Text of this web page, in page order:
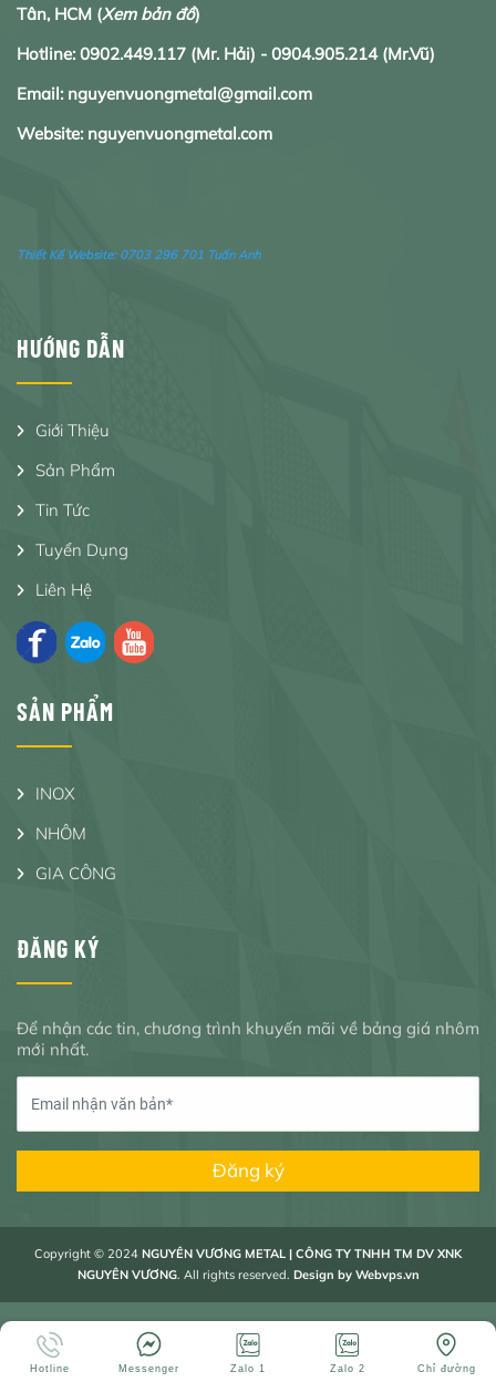
Tân, HCM (Xem bản đồ)
Hotline: 0902.449.117 (Mr. Hải) - 0904.905.214(Mr.Vũ)
Email: nguyenvuongmetal@gmail.com
Website: nguyenvuongmetal.com
Thiết Kế Website: 0703 296 701 Tuấn Anh
HƯỚNG DẪN
Giới Thiệu
Sản Phẩm
Tin Tức
Tuyển Dụng
Liên Hệ
SẢN PHẨM
INOX
NHÔM
GIA CÔNG
ĐĂNG KÝ
Để nhận các tin, chương trình khuyến mãi về bảng giá nhôm
mới nhất.
Đăng ký
Copyright © 2024 NGUYÊN VƯƠNG METAL | CÔNG TY TNHH TM DV XNK
NGUYÊN VƯƠNG. All rights reserved. Design by Webvps.vn
Hotline Messenger Zalo 1 Zalo 2 Chỉ đường